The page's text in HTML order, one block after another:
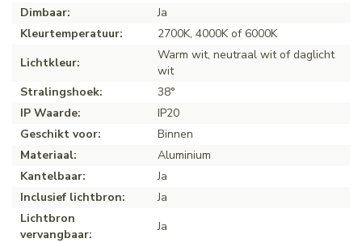
Dimbaar:
Ja
Kleurtemperatuur:
2700K, 4000K of 6000K
Lichtkleur:
Warm wit, neutraal wit of daglicht
wit
Stralingshoek:
38°
IP Waarde:
IP20
Geschikt voor:
Binnen
Materiaal:
Aluminium
Kantelbaar:
Ja
Inclusief lichtbron:
Ja
Lichtbron
vervangbaar:
Ja